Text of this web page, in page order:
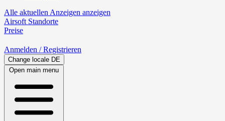
Alle aktuellen Anzeigen anzeigen
Airsoft Standorte
Preise
Anmelden / Registrieren
Change locale DE
Open main menu